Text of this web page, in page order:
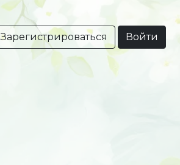
Зарегистрироваться Войти